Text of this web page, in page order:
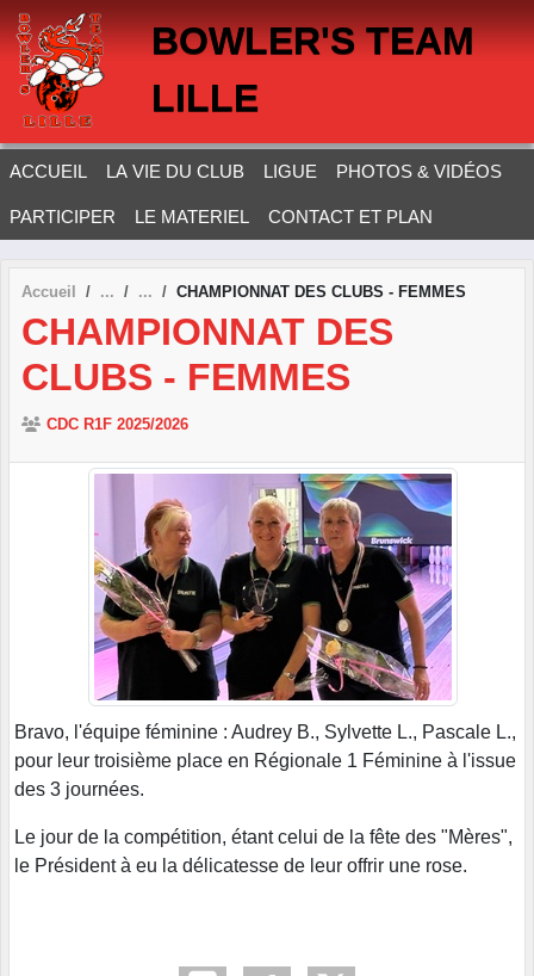
BOWLER'S TEAM
LILLE
ACCUEIL LA VIE DU CLUB LIGUE PHOTOS & VIDÉOS
PARTICIPER LE MATERIEL CONTACT ET PLAN
Accueil CHAMPIONNAT DES CLUBS - FEMMES
CHAMPIONNAT DES
CLUBS - FEMMES
CDC R1F 2025/2026
Bravo, l'équipe féminine : Audrey B., Sylvette L., Pascale L.,
pour leur troisième place en Régionale 1 Féminine à l'issue
des 3 journées.
Le jour de la compétition, étant celui de la fête des "Mères",
le Président à eu la délicatesse de leur offrir une rose.
Panneau de gestion des cookies